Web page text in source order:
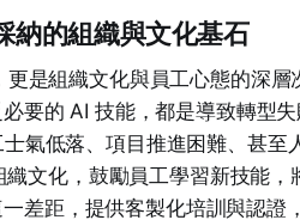
納的組織與文化基石
是組織文化與員工心態的深
要的 AI 技能，都是導致轉型
氣低落、項目推進困難、甚至
文化，鼓勵員工學習新技能
差距，提供客製化培訓與認證